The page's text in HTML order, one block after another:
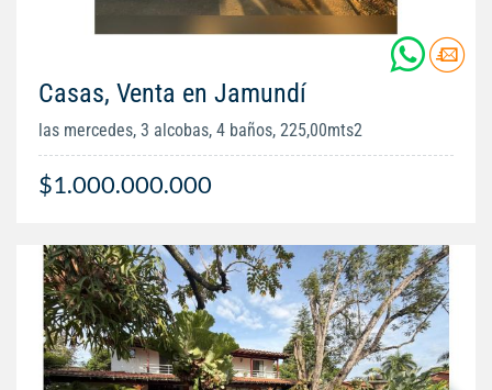
Casas, Venta en Jamundí
las mercedes, 3 alcobas, 4 baños, 225,00mts2
$1.000.000.000